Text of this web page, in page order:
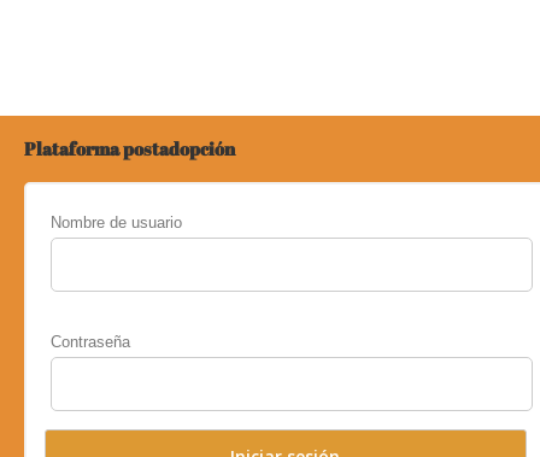
Plataforma postadopción
Nombre de usuario
Contraseña